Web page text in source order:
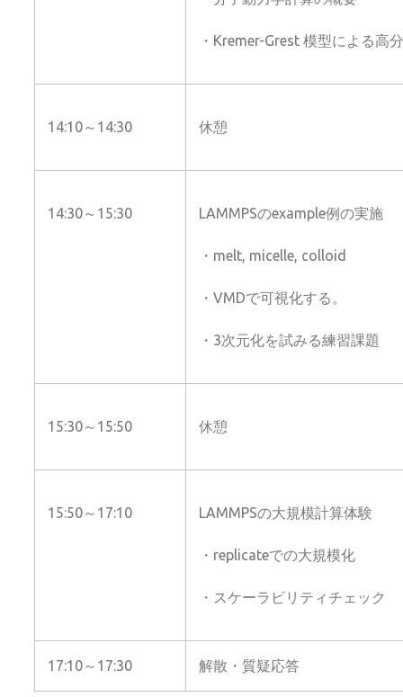
・Kremer-Grest 模型による高
14:10～14:30 休憩
14:30～15:30 LAMMPSのexample例の実施
・melt, micelle, colloid
・VMDで可視化する。
・3次元化を試みる練習課題
15:30～15:50 休憩
15:50～17:10 LAMMPSの大規模計算体験
・replicateでの大規模化
・スケーラビリティチェック
17:10～17:30 解散・質疑応答